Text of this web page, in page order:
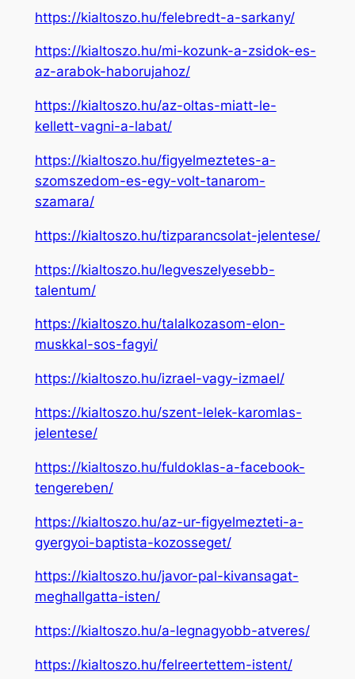
https://kialtoszo.hu/felebredt-a-sarkany/
https://kialtoszo.hu/mi-kozunk-a-zsidok-es-
az-arabok-haborujahoz/
https://kialtoszo.hu/az-oltas-miatt-le-
kellett-vagni-a-labat/
https://kialtoszo.hu/figyelmeztetes-a-
szomszedom-es-egy-volt-tanarom-
szamara/
https://kialtoszo.hu/tizparancsolat-jelentese/
https://kialtoszo.hu/legveszelyesebb-
talentum/
https://kialtoszo.hu/talalkozasom-elon-
muskkal-sos-fagyi/
https://kialtoszo.hu/izrael-vagy-izmael/
https://kialtoszo.hu/szent-lelek-karomlas-
jelentese/
https://kialtoszo.hu/fuldoklas-a-facebook-
tengereben/
https://kialtoszo.hu/az-ur-figyelmezteti-a-
gyergyoi-baptista-kozosseget/
https://kialtoszo.hu/javor-pal-kivansagat-
meghallgatta-isten/
https://kialtoszo.hu/a-legnagyobb-atveres/
https://kialtoszo.hu/felreertettem-istent/